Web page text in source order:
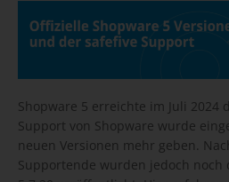
Shopware 5 erreichte im Juli 2024
Support von Shopware wurde
neuen Versionen mehr geben.
Supportende wurden jedoch noch